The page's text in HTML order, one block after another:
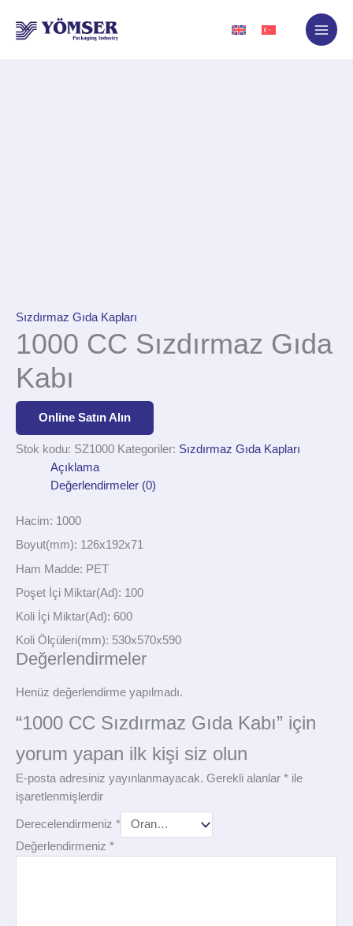
atla
Sızdırmaz Gıda Kapları
1000 CC Sızdırmaz Gıda
Kabı
Online Satın Alın
Stok kodu: SZ1000 Kategoriler: Sızdırmaz Gıda Kapları
Açıklama
Değerlendirmeler (0)
Hacim: 1000
Boyut(mm): 126x192x71
Ham Madde: PET
Poşet İçi Miktar(Ad): 100
Koli İçi Miktar(Ad): 600
Koli Ölçüleri(mm): 530x570x590
Değerlendirmeler
Henüz değerlendirme yapılmadı.
“1000 CC Sızdırmaz Gıda Kabı” için
yorum yapan ilk kişi siz olun
E-posta adresiniz yayınlanmayacak. Gerekli alanlar * ile
işaretlenmişlerdir
Derecelendirmeniz *
Değerlendirmeniz *